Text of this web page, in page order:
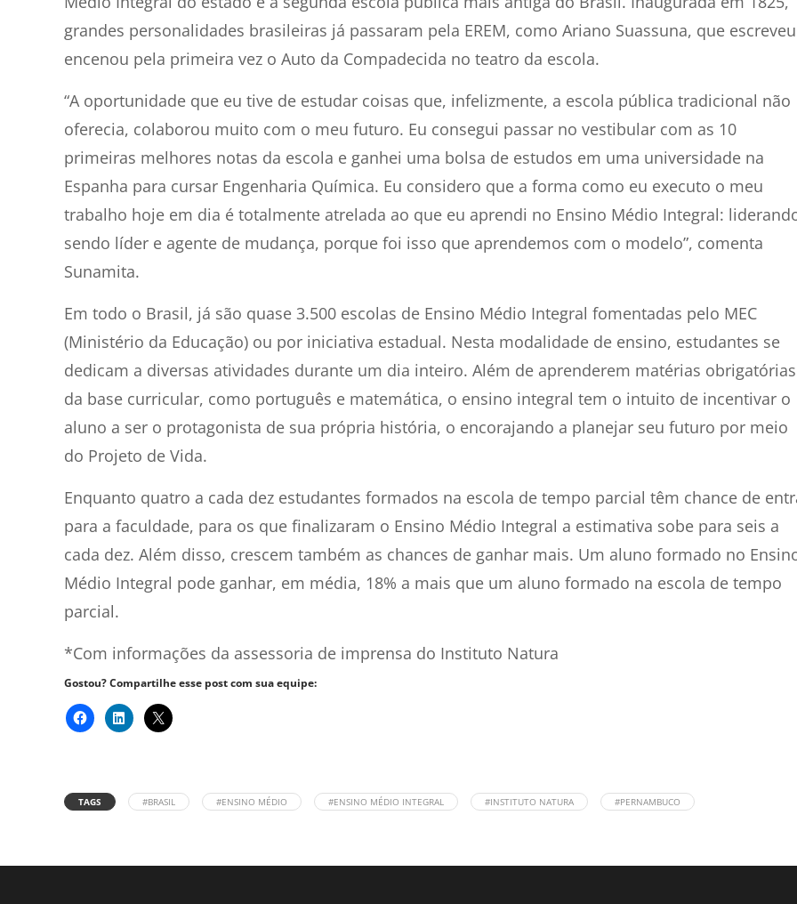
grandes personalidades brasileiras já passaram pela EREM, como Ariano Suassuna, que
encenou pela primeira vez o Auto da Compadecida no teatro da escola.
“A oportunidade que eu tive de estudar coisas que, infelizmente, a escola pública tradicional não
oferecia, colaborou muito com o meu futuro. Eu consegui passar no vestibular com as 10
primeiras melhores notas da escola e ganhei uma bolsa de estudos em uma universidade na
Espanha para cursar Engenharia Química. Eu considero que a forma como eu executo o meu
trabalho hoje em dia é totalmente atrelada ao que eu aprendi no Ensino Médio Integral:
sendo líder e agente de mudança, porque foi isso que aprendemos com o modelo”, comenta
Sunamita.
Em todo o Brasil, já são quase 3.500 escolas de Ensino Médio Integral fomentadas pelo MEC
(Ministério da Educação) ou por iniciativa estadual. Nesta modalidade de ensino, estudantes se
dedicam a diversas atividades durante um dia inteiro. Além de aprenderem matérias obrigatórias
da base curricular, como português e matemática, o ensino integral tem o intuito de incentivar o
aluno a ser o protagonista de sua própria história, o encorajando a planejar seu futuro por meio
do Projeto de Vida.
Enquanto quatro a cada dez estudantes formados na escola de tempo parcial têm chance de
para a faculdade, para os que finalizaram o Ensino Médio Integral a estimativa sobe para seis a
cada dez. Além disso, crescem também as chances de ganhar mais. Um aluno formado no
Médio Integral pode ganhar, em média, 18% a mais que um aluno formado na escola de tempo
parcial.
*Com informações da assessoria de imprensa do Instituto Natura
Gostou? Compartilhe esse post com sua equipe:
TAGS #BRASIL #ENSINO MÉDIO #ENSINO MÉDIO INTEGRAL #INSTITUTO NATURA #PERNAMBUCO